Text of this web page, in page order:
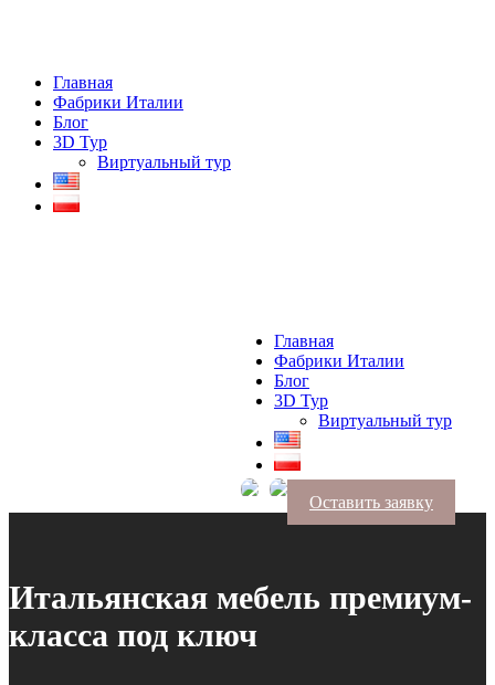
Главная
Фабрики Италии
Блог
3D Тур
Виртуальный тур
Главная
Фабрики Италии
Блог
3D Тур
Виртуальный тур
Оставить заявку
Итальянская мебель премиум-
класса под ключ